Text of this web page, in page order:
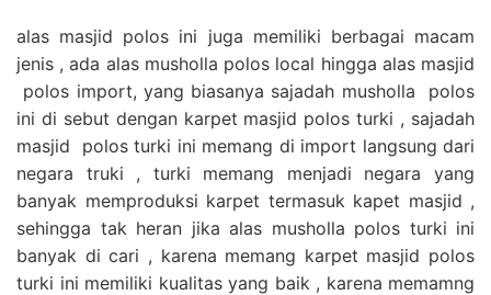
alas masjid polos ini juga memiliki berbagai macam
jenis , ada alas musholla polos local hingga alas masjid
polos import, yang biasanya sajadah musholla polos
ini di sebut dengan karpet masjid polos turki , sajadah
masjid polos turki ini memang di import langsung dari
negara truki , turki memang menjadi negara yang
banyak memproduksi karpet termasuk kapet masjid ,
sehingga tak heran jika alas musholla polos turki ini
banyak di cari , karena memang karpet masjid polos
turki ini memiliki kualitas yang baik , karena memamng